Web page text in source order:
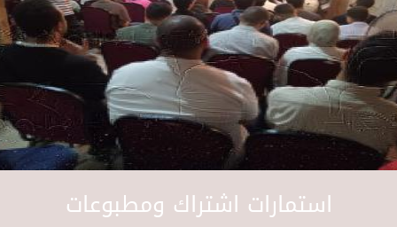
استمارات اشتراك ومطبوعات